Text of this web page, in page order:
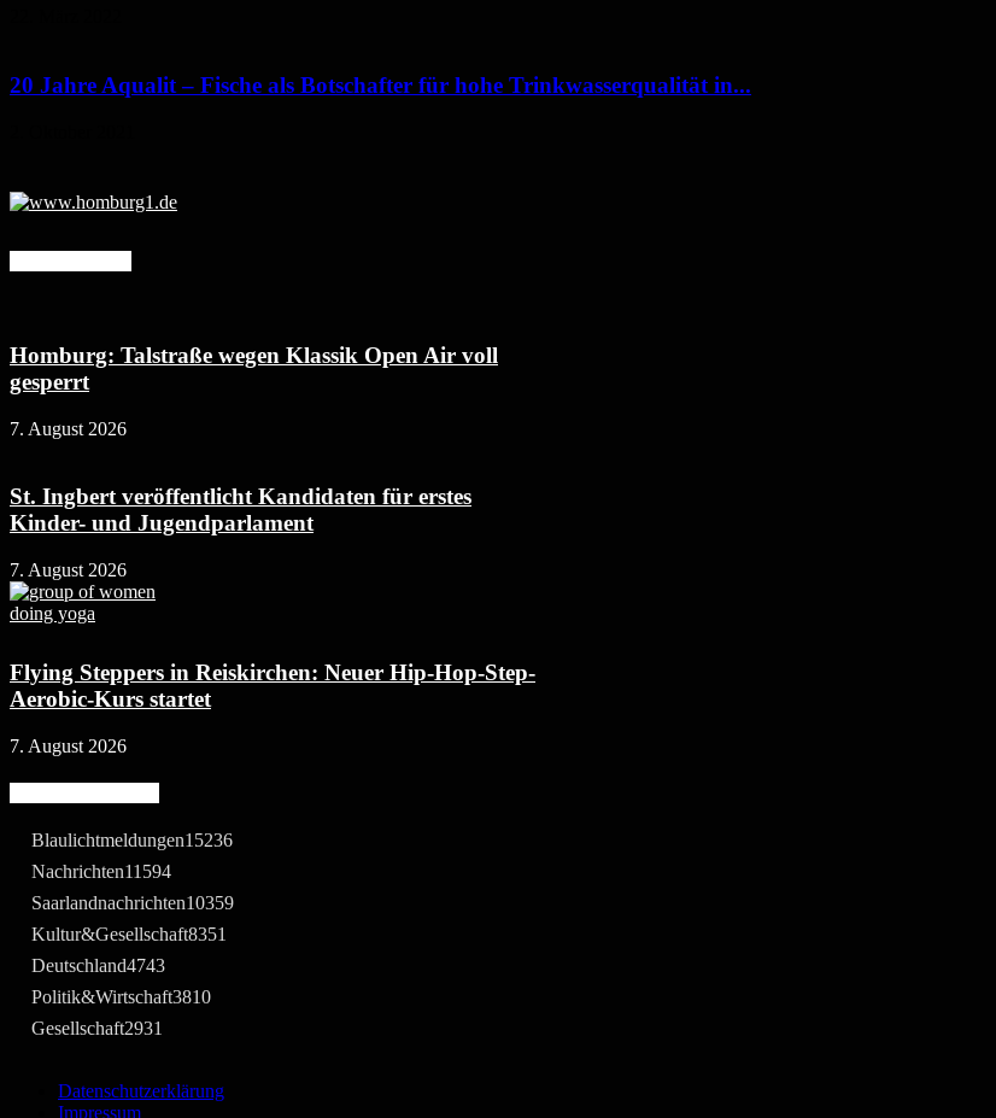
20 Jahre Aqualit – Fische als Botschafter für hohe Trinkwasserqualität in...
Homburg: Talstraße wegen Klassik Open Air voll
gesperrt
7. August 2026
St. Ingbert veröffentlicht Kandidaten für erstes
Kinder- und Jugendparlament
7. August 2026
Flying Steppers in Reiskirchen: Neuer Hip-Hop-Step-
Aerobic-Kurs startet
7. August 2026
Blaulichtmeldungen15236
Nachrichten11594
Saarlandnachrichten10359
Kultur&Gesellschaft8351
Deutschland4743
Politik&Wirtschaft3810
Gesellschaft2931
Datenschutzerklärung
Impressum